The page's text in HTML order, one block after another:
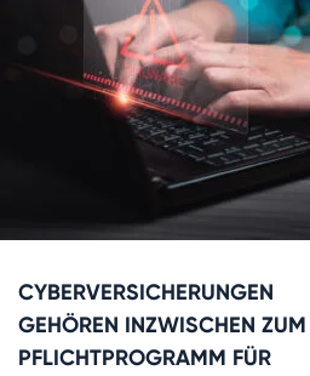
CYBERVERSICHERUNGEN
GEHÖREN INZWISCHEN ZUM
PFLICHTPROGRAMM FÜR